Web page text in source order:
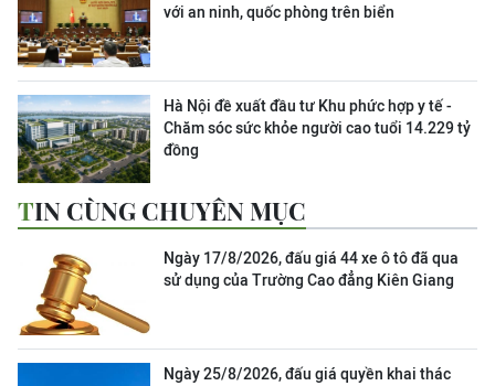
với an ninh, quốc phòng trên biển
Hà Nội đề xuất đầu tư Khu phức hợp y tế -
Chăm sóc sức khỏe người cao tuổi 14.229 tỷ
đồng
TIN CÙNG CHUYÊN MỤC
Ngày 17/8/2026, đấu giá 44 xe ô tô đã qua
sử dụng của Trường Cao đẳng Kiên Giang
Ngày 25/8/2026, đấu giá quyền khai thác